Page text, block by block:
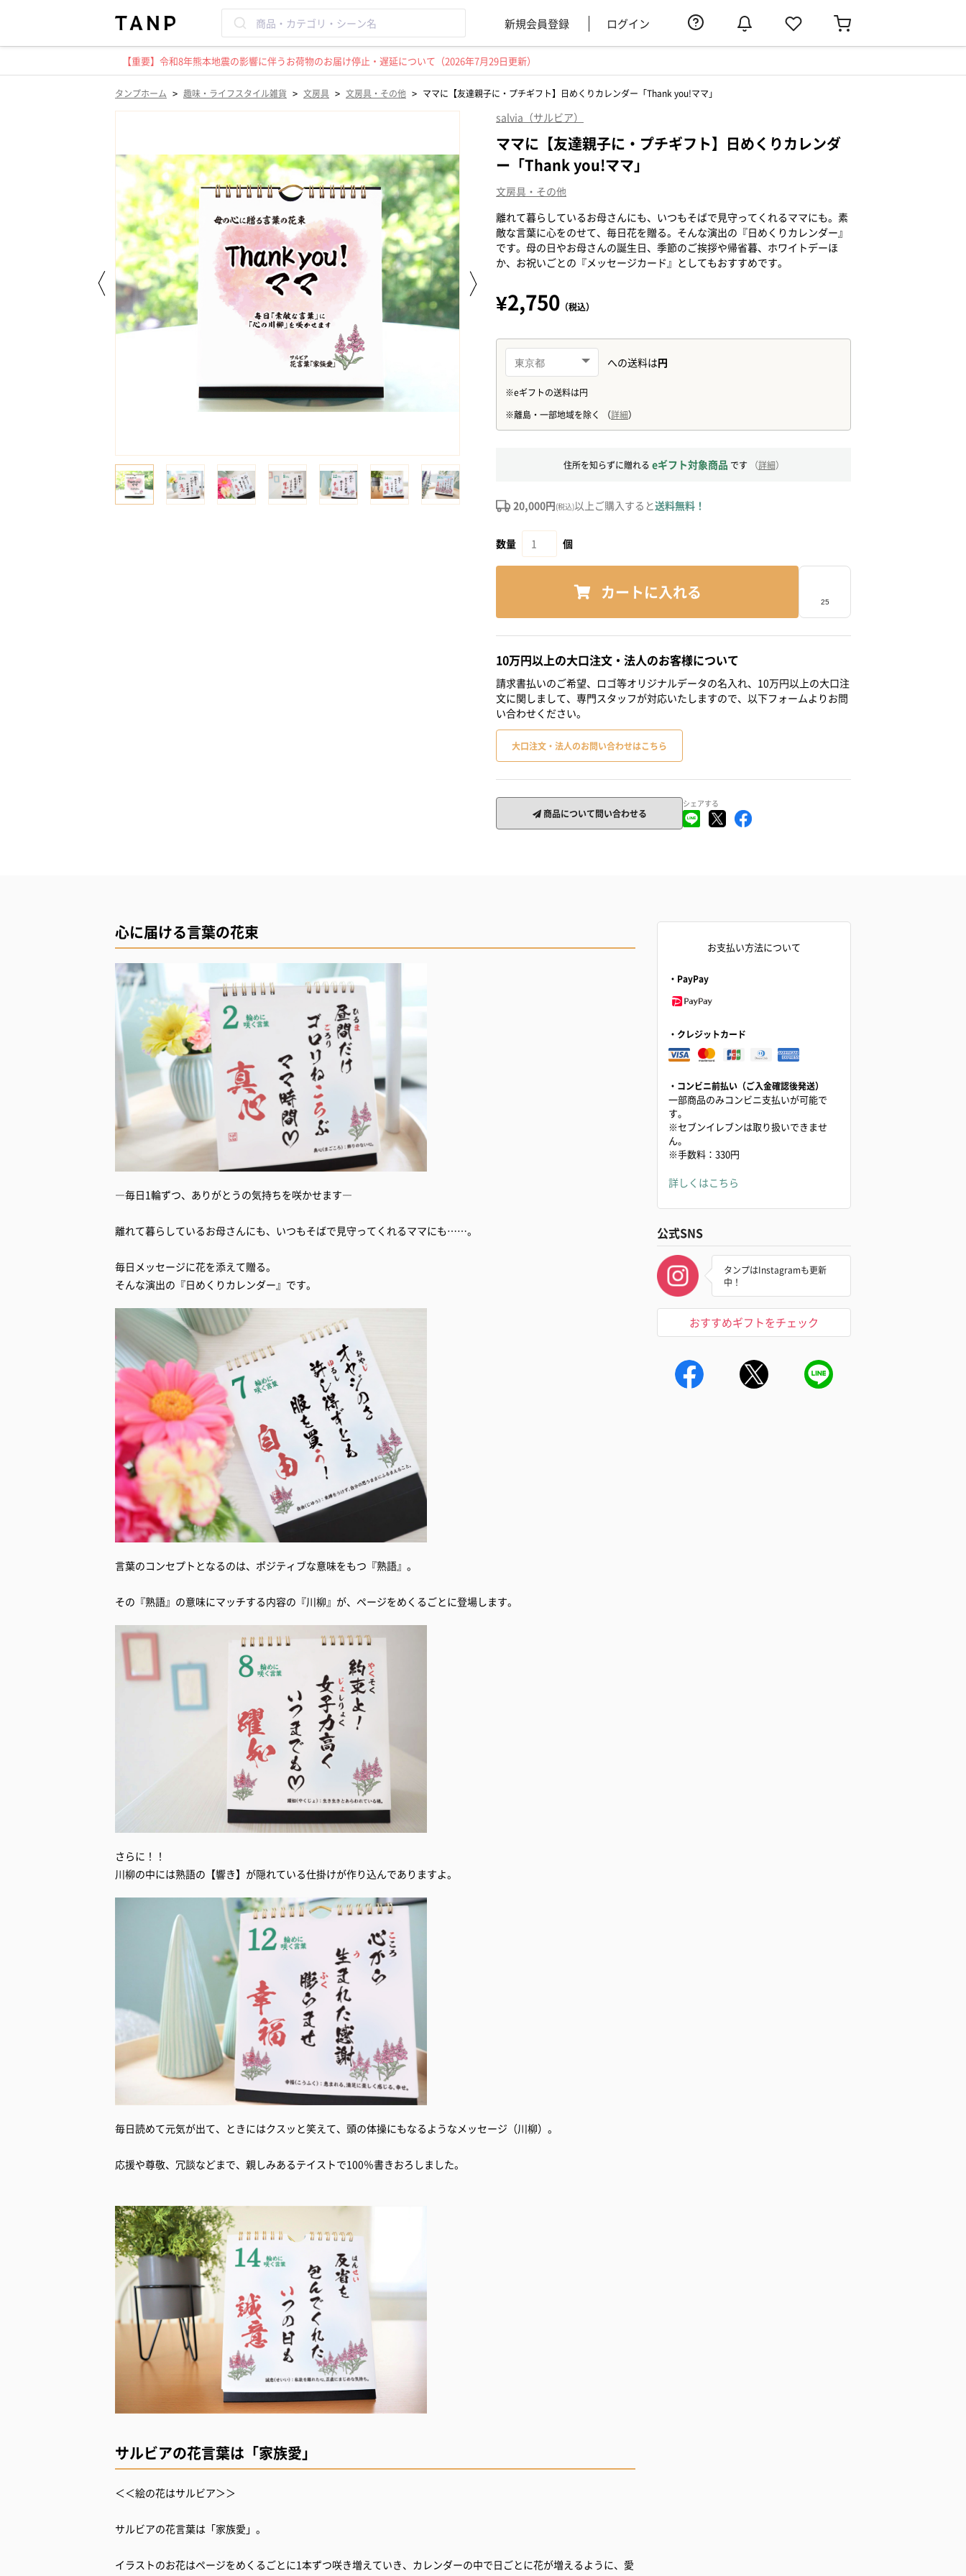
新規会員登録 ログイン
【重要】令和8年熊本地震の影響に伴うお荷物のお届け停止・遅延について（2026年7月29日更新）
タンプホーム > 趣味・ライフスタイル雑貨 > 文房具 > 文房具・その他 > ママに【友達親子に・プチギフト】日めくりカレンダー「Thank you!ママ」
salvia（サルビア）
ママに【友達親子に・プチギフト】日めくりカレンダ
ー「Thank you!ママ」
文房具・その他
離れて暮らしているお母さんにも、いつもそばで見守ってくれるママにも。素
敵な言葉に心をのせて、毎日花を贈る。そんな演出の『日めくりカレンダー』
です。母の日やお母さんの誕生日、季節のご挨拶や帰省暮、ホワイトデーほ
か、お祝いごとの『メッセージカード』としてもおすすめです。
¥2,750 （税込）
住所を知らずに贈れる eギフト対象商品 です （詳細）
20,000円(税込)以上ご購入すると送料無料！
数量 個
カートに入れる
10万円以上の大口注文・法人のお客様について
請求書払いのご希望、ロゴ等オリジナルデータの名入れ、10万円以上の大口注
文に関しまして、専門スタッフが対応いたしますので、以下フォームよりお問
い合わせください。
大口注文・法人のお問い合わせはこちら
商品について問い合わせる
シェアする
心に届ける言葉の花束
―毎日1輪ずつ、ありがとうの気持ちを咲かせます―
離れて暮らしているお母さんにも、いつもそばで見守ってくれるママにも……。
毎日メッセージに花を添えて贈る。
そんな演出の『日めくりカレンダー』です。
言葉のコンセプトとなるのは、ポジティブな意味をもつ『熟語』。
その『熟語』の意味にマッチする内容の『川柳』が、ページをめくるごとに登場します。
さらに！！
川柳の中には熟語の【響き】が隠れている仕掛けが作り込んでありますよ。
毎日読めて元気が出て、ときにはクスッと笑えて、頭の体操にもなるようなメッセージ（川柳）。
応援や尊敬、冗談などまで、親しみあるテイストで100％書きおろしました。
サルビアの花言葉は「家族愛」
＜＜絵の花はサルビア＞＞
サルビアの花言葉は「家族愛」。
イラストのお花はページをめくるごとに1本ずつ咲き増えていき、カレンダーの中で日ごとに花が増えるように、愛
お支払い方法について
・PayPay
・クレジットカード
・コンビニ前払い（ご入金確認後発送）
一部商品のみコンビニ支払いが可能で
す。
※セブンイレブンは取り扱いできませ
ん。
※手数料：330円
詳しくはこちら
公式SNS
タンプはInstagramも更新
中！
おすすめギフトをチェック